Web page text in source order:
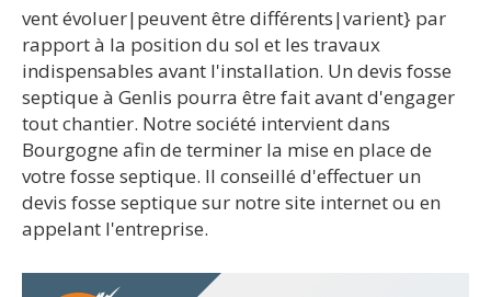
vent évoluer|peuvent être différents|varient} par
rapport à la position du sol et les travaux
indispensables avant l'installation. Un devis fosse
septique à Genlis pourra être fait avant d'engager
tout chantier. Notre société intervient dans
Bourgogne afin de terminer la mise en place de
votre fosse septique. Il conseillé d'effectuer un
devis fosse septique sur notre site internet ou en
appelant l'entreprise.